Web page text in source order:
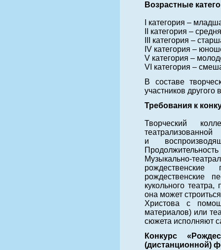
Возрастные
I категория –
II категория –
III категория –
IV категория –
V категория –
VI категория –
В составе
участников другого
Требования к
Творческий
и
Музыкально-
рождественские
кукольного
она может
Христова с
материалов) или
сюжета исполняют
Конкурс
(дистанционной)